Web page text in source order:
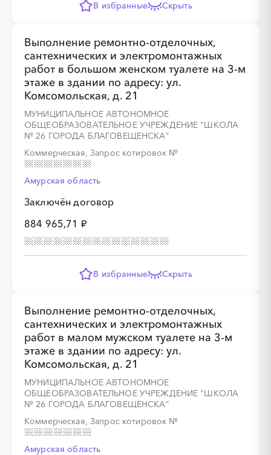
В избранные Скрыть
Выполнение ремонтно-отделочных,
сантехнических и электромонтажных
работ в большом женском туалете на 3-м
этаже в здании по адресу: ул.
Комсомольская, д. 21
МУНИЦИПАЛЬНОЕ АВТОНОМНОЕ
ОБЩЕОБРАЗОВАТЕЛЬНОЕ УЧРЕЖДЕНИЕ "ШКОЛА
№ 26 ГОРОДА БЛАГОВЕЩЕНСКА"
Коммерческая, Запрос котировок №
Амурская область
Заключён договор
884 965,71 ₽
В избранные Скрыть
Выполнение ремонтно-отделочных,
сантехнических и электромонтажных
работ в малом мужском туалете на 3-м
этаже в здании по адресу: ул.
Комсомольская, д. 21
МУНИЦИПАЛЬНОЕ АВТОНОМНОЕ
ОБЩЕОБРАЗОВАТЕЛЬНОЕ УЧРЕЖДЕНИЕ "ШКОЛА
№ 26 ГОРОДА БЛАГОВЕЩЕНСКА"
Коммерческая, Запрос котировок №
Амурская область